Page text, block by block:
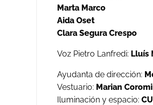
Marta Marco
Aida Oset
Clara Segura Crespo
Voz Pietro Lanfredi: Lluís
Ayudanta de dirección:
Vestuario: Marian
Iluminación y espacio: